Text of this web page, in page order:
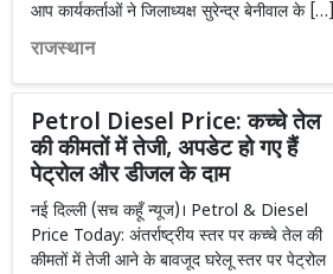
आप कार्यकर्ताओं ने जिलाध्यक्ष सुरेन्द्र बेनीवाल के […]
राजस्थान
Petrol Diesel Price: कच्चे तेल
की कीमतों में तेजी, अपडेट हो गए हैं
पेट्रोल और डीजल के दाम
नई दिल्ली (सच कहूँ न्यूज)। Petrol & Diesel
Price Today: अंतर्राष्ट्रीय स्तर पर कच्चे तेल की
कीमतों में तेजी आने के बावजूद घरेलू स्तर पर पेट्रोल